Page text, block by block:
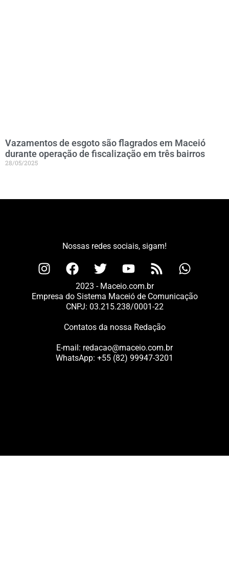
Vazamentos de esgoto são flagrados em Maceió
durante operação de fiscalização em três bairros
28/05/2025
Nossas redes sociais, sigam!
2023 - Maceio.com.br
Empresa do Sistema Maceió de Comunicação
CNPJ: 03.215.238/0001-22
Contatos da nossa Redação
E-mail: redacao@maceio.com.br
WhatsApp: +55 (82) 99947-3201